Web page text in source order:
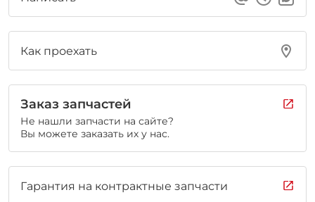
Как проехать
Заказ запчастей
Не нашли запчасти на сайте?
Вы можете заказать их у нас.
Гарантия на контрактные запчасти